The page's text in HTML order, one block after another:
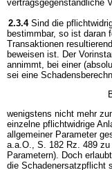
vertragsgegenständliche
2.3.4 Sind die
bestimmbar, so ist daran
Transaktionen
beweisen ist. Der
annimmt, bei einer
sei eine
wenigstens nicht mehr
einzelne pflichtwidrige
allgemeiner Parameter
a.a.O., S. 182 Rz. 489
Parametern). Doch
die Schadenersatzpflicht